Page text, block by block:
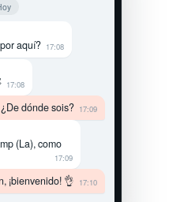
aquí? 17:08
17:08
dónde sois? 17:09
(La), como
17:09
¡bienvenido! 👌 17:10